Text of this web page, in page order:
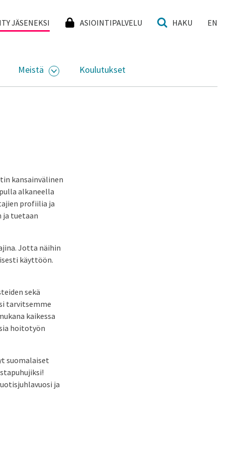
JÄSENEKSI ASIOINTIPALVELU HAKU EN
ALASIVUJEN VALIKKO
Meistä
AVAA ALASIVUJEN VALIKKO
Koulutukset
kansainvälinen
alkaneella
profiilia ja
ja tuetaan
Jotta näihin
käyttöön.
sekä
tarvitsemme
kaikessa
hoitotyön
suomalaiset
ja